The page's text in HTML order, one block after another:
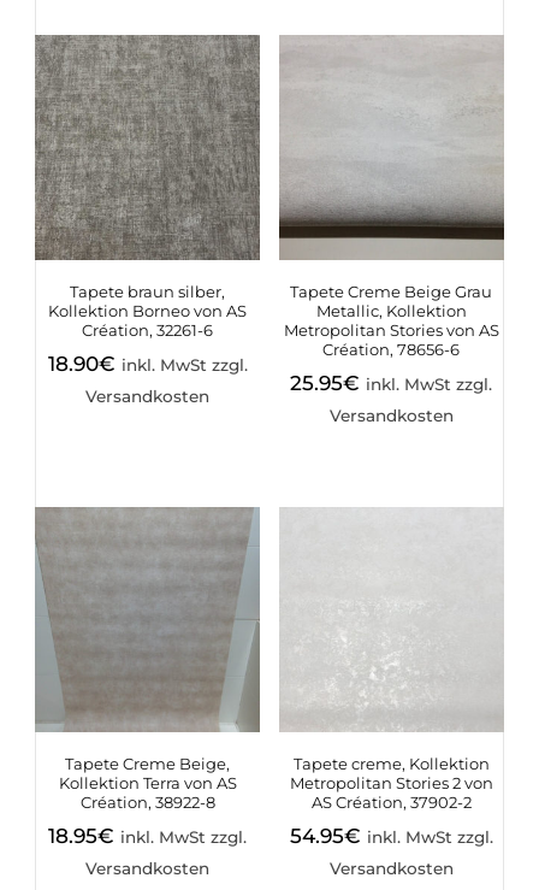
Tapete braun silber,
Kollektion Borneo von AS
Création, 32261-6
18.90€ inkl. MwSt zzgl.
Versandkosten
Tapete Creme Beige Grau
Metallic, Kollektion
Metropolitan Stories von AS
Création, 78656-6
25.95€ inkl. MwSt zzgl.
Versandkosten
Tapete Creme Beige,
Kollektion Terra von AS
Création, 38922-8
18.95€ inkl. MwSt zzgl.
Versandkosten
Tapete creme, Kollektion
Metropolitan Stories 2 von
AS Création, 37902-2
54.95€ inkl. MwSt zzgl.
Versandkosten